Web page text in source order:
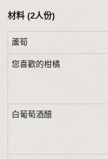
材料 (2人份)
蘆筍
您喜歡的柑橘
白葡萄酒醋